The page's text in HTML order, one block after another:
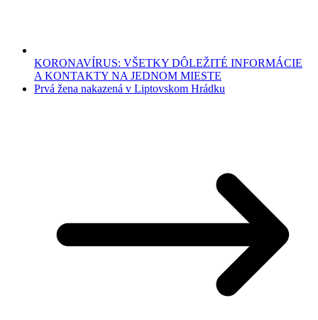
KORONAVÍRUS: VŠETKY DÔLEŽITÉ INFORMÁCIE
A KONTAKTY NA JEDNOM MIESTE
Prvá žena nakazená v Liptovskom Hrádku